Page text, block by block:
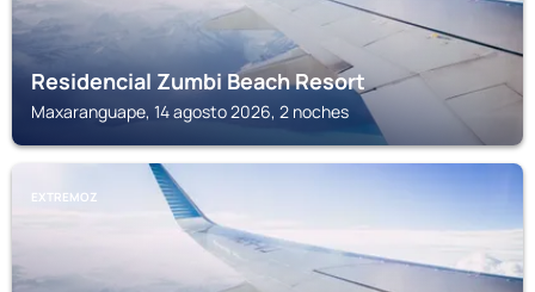
Residencial Zumbi Beach Resort
Maxaranguape, 14 agosto 2026, 2 noches
EXTREMOZ